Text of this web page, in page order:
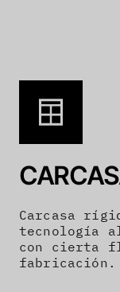
Carcasa
tecnología
con cierta
fabricación.